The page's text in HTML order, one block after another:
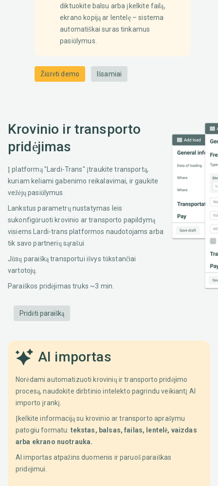
diktuokite balsu arba įkelkite failą,
ekrano kopiją ar lentelę – sistema
automatiškai suras tinkamus
pasiūlymus.
Žiūrėti demo Išsamiai
Krovinio ir transporto
pridėjimas
Į platformą "Lardi-Trans" įtraukite transportą,
kuriam keliami gabenimo reikalavimai, ir gaukite
vežėjų pasiūlymus.
Lankstus parametrų nustatymas leis
sukonfigūruoti krovinio ar transporto papildymą
visiems Lardi-trans platformos naudotojams arba
tik savo partnerių sąrašui
Jūsų paraišką transportui išvys tūkstančiai
vartotojų.
Paraiškos pridėjimas truks ~3 min.
Pridėti paraišką
AI importas
Norėdami automatizuoti krovinių ir transporto pridėjimo
procesą, naudokite dirbtinio intelekto pagrindu veikiantį AI
importo įrankį.
Įkelkite informaciją su krovinio ar transporto aprašymu
patogiu formatu: tekstas, balsas, failas, lentelė, vaizdas
arba ekrano nuotrauka.
AI importas atpažins duomenis ir paruoš paraiškas
pridėjimui.